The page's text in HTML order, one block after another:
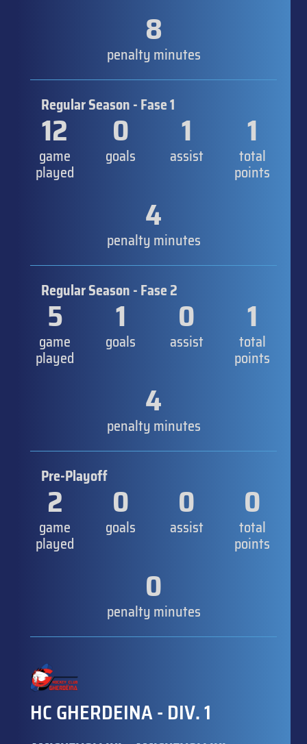
8
penalty minutes
Regular Season - Fase 1
12
game
played
0
goals
1
assist
1
total
points
4
penalty minutes
Regular Season - Fase 2
5
game
played
1
goals
0
assist
1
total
points
4
penalty minutes
Pre-Playoff
2
game
played
0
goals
0
assist
0
total
points
0
penalty minutes
HC GHERDEINA - DIV. 1